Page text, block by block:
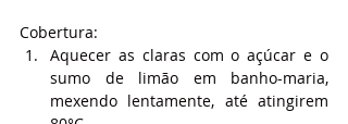
Cobertura:
Aquecer as claras com o açúcar e o
sumo de limão em banho-maria,
mexendo lentamente, até atingirem